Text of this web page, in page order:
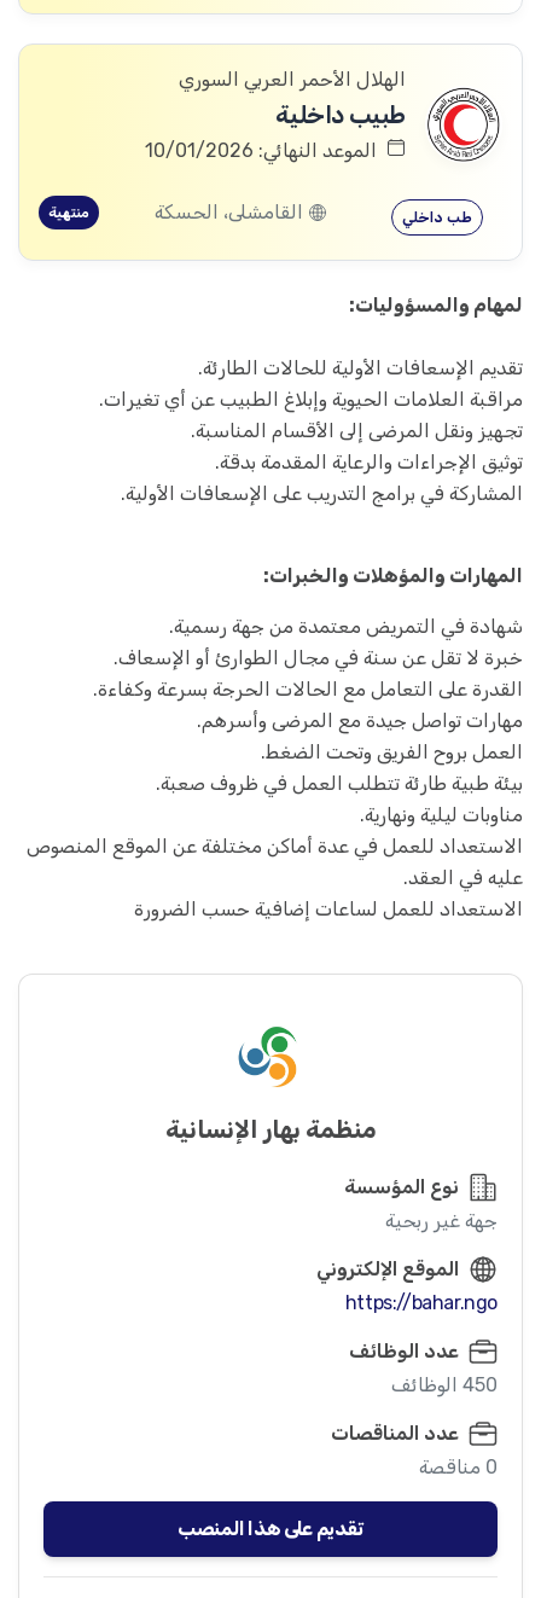
الهلال الأحمر العربي السوري
طبيب داخلية
الموعد النهائي: 10/01/2026
طب داخلي القامشلى، الحسكة منتهية
لمهام والمسؤوليات:
تقديم الإسعافات الأولية للحالات الطارئة.
مراقبة العلامات الحيوية وإبلاغ الطبيب عن أي تغيرات.
تجهيز ونقل المرضى إلى الأقسام المناسبة.
توثيق الإجراءات والرعاية المقدمة بدقة.
المشاركة في برامج التدريب على الإسعافات الأولية.
المهارات والمؤهلات والخبرات:
شهادة في التمريض معتمدة من جهة رسمية.
خبرة لا تقل عن سنة في مجال الطوارئ أو الإسعاف.
القدرة على التعامل مع الحالات الحرجة بسرعة وكفاءة.
مهارات تواصل جيدة مع المرضى وأسرهم.
العمل بروح الفريق وتحت الضغط.
بيئة طبية طارئة تتطلب العمل في ظروف صعبة.
مناوبات ليلية ونهارية.
الاستعداد للعمل في عدة أماكن مختلفة عن الموقع المنصوص
عليه في العقد.
الاستعداد للعمل لساعات إضافية حسب الضرورة
منظمة بهار الإنسانية
نوع المؤسسة
جهة غير ربحية
الموقع الإلكتروني
https://bahar.ngo
عدد الوظائف
450 الوظائف
عدد المناقصات
0 مناقصة
تقديم على هذا المنصب